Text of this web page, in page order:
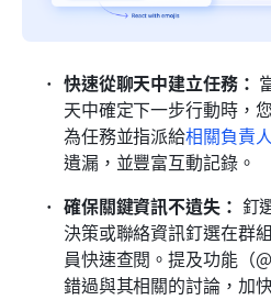
快速從聊天中建立任務：
天中確定下一步行動時，
為任務並指派給相關負責人
遺漏，並豐富互動記錄。
確保關鍵資訊不遺失： 釘
決策或聯絡資訊釘選在群
員快速查閱。提及功能（
錯過與其相關的討論，加